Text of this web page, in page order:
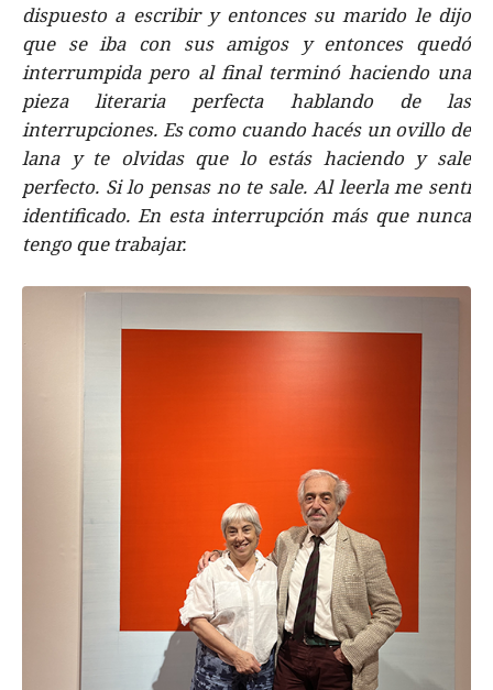
dispuesto a escribir y entonces su marido le dijo
que se iba con sus amigos y entonces quedó
interrumpida pero al final terminó haciendo una
pieza literaria perfecta hablando de las
interrupciones. Es como cuando hacés un ovillo de
lana y te olvidas que lo estás haciendo y sale
perfecto. Si lo pensas no te sale. Al leerla me sentí
identificado. En esta interrupción más que nunca
tengo que trabajar.